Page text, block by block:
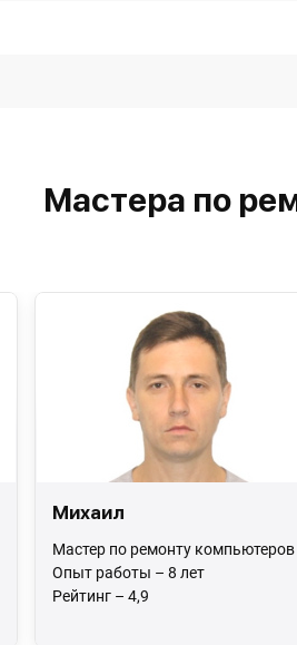
Мастера по
Михаил
Мастер по ремонту компьютеров
Опыт работы – 8 лет
Рейтинг – 4,9